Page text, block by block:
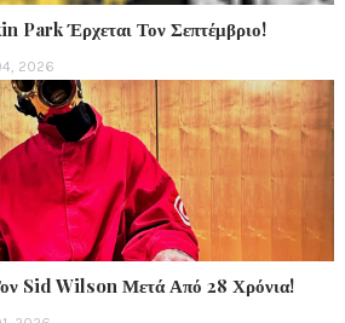
Park Έρχεται Τον Σεπτέμβριο!
2026
Sid Wilson Μετά Από 28 Χρόνια!